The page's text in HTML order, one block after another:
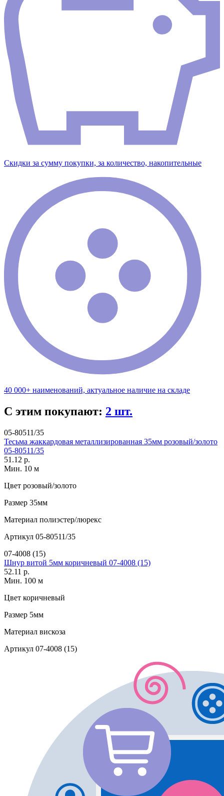
Скидки за сумму покупки, за количество, накопительные
40 000+ наименований, актуальное наличие на складе
С этим покупают: 2 шт.
05-80511/35
Тесьма жаккардовая металлизированная 35мм розовый/золото
05-80511/35
51.12 р.
Мин. 10 м
Цвет розовый/золото
Размер 35мм
Материал полиэстер/люрекс
Артикул 05-80511/35
07-4008 (15)
Шнур витой 5мм коричневый 07-4008 (15)
52.11 р.
Мин. 100 м
Цвет коричневый
Размер 5мм
Материал вискоза
Артикул 07-4008 (15)